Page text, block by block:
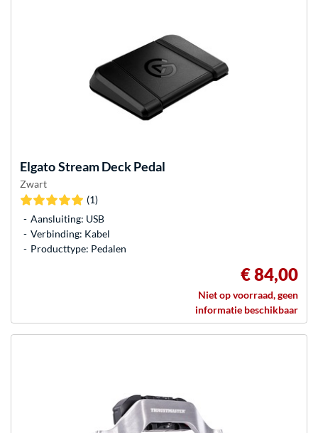
ElgatoStream Deck Pedal
Zwart
(1)
Aansluiting: USB
Verbinding: Kabel
Producttype: Pedalen
€ 84,00
Niet op voorraad, geen
informatie beschikbaar